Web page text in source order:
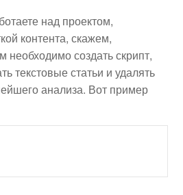
над проектом,
контента, скажем,
необходимо создать скрипт,
текстовые статьи и удалять
анализа. Вот пример